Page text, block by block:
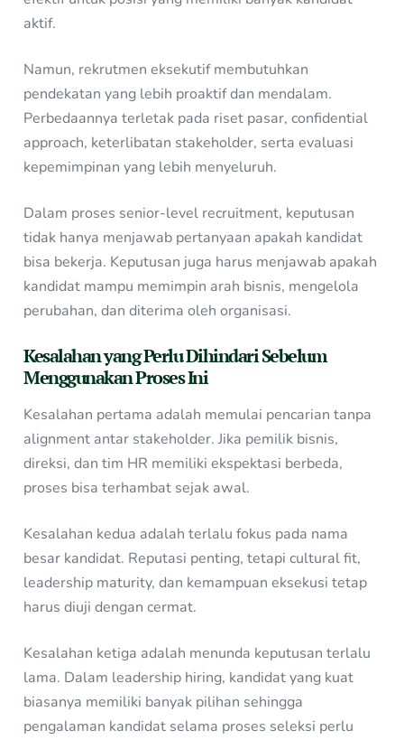
aktif.
Namun, rekrutmen eksekutif membutuhkan
pendekatan yang lebih proaktif dan mendalam.
Perbedaannya terletak pada riset pasar, confidential
approach, keterlibatan stakeholder, serta evaluasi
kepemimpinan yang lebih menyeluruh.
Dalam proses senior-level recruitment, keputusan
tidak hanya menjawab pertanyaan apakah kandidat
bisa bekerja. Keputusan juga harus menjawab apakah
kandidat mampu memimpin arah bisnis, mengelola
perubahan, dan diterima oleh organisasi.
Kesalahan yang Perlu Dihindari Sebelum
Menggunakan Proses Ini
Kesalahan pertama adalah memulai pencarian tanpa
alignment antar stakeholder. Jika pemilik bisnis,
direksi, dan tim HR memiliki ekspektasi berbeda,
proses bisa terhambat sejak awal.
Kesalahan kedua adalah terlalu fokus pada nama
besar kandidat. Reputasi penting, tetapi cultural fit,
leadership maturity, dan kemampuan eksekusi tetap
harus diuji dengan cermat.
Kesalahan ketiga adalah menunda keputusan terlalu
lama. Dalam leadership hiring, kandidat yang kuat
biasanya memiliki banyak pilihan sehingga
pengalaman kandidat selama proses seleksi perlu